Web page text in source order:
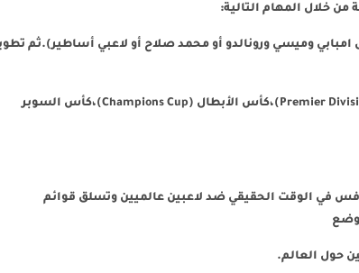
خلال المهام التالية:
وميسي ورونالدو أو محمد صلاح أو لاعبي أساطير).ثم
:الدوري الممتاز (Premier Division)،كأس الأبطال (Champions Cup)،كأس السوبر
في الوقت الحقيقي ضد لاعبين عالميين وتسلق قوائم
حول العالم.